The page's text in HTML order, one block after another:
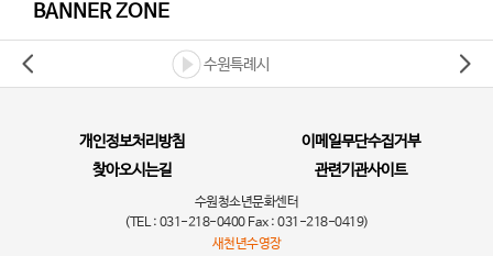
BANNER ZONE
수원특례시
개인정보처리방침
이메일무단수집거부
찾아오시는길
관련기관사이트
수원청소년문화센터
(TEL : 031-218-0400 Fax : 031-218-0419)
새천년수영장